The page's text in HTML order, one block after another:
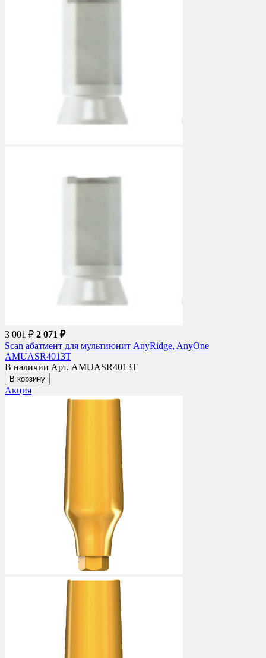
3 001 ₽ 2 071 ₽
Scan абатмент для мультиюнит AnyRidge, AnyOne
AMUASR4013T
В наличии Арт. AMUASR4013T
В корзину
Акция